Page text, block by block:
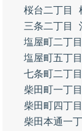
桜台二丁目
三条二丁目
塩屋町二丁目
塩屋町五丁目
七条町二丁目
柴田町一丁目
柴田町四丁目
柴田本通一